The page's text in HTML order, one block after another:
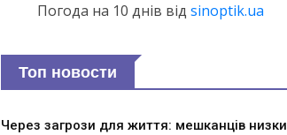
Погода на 10 днів від sinoptik.ua
Топ новости
Через загрози для життя: мешканців низки